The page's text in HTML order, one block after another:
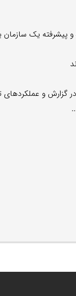
پیشرفته یک
گزارش و عملکردهای